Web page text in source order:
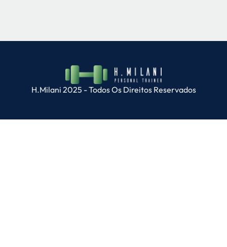
H.Milani 2025 - Todos Os Direitos Reservados